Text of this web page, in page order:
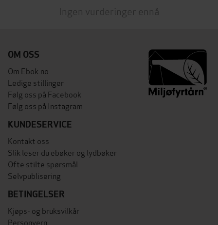
Ingen vurderinger ennå
OM OSS
Om Ebok.no
Ledige stillinger
Følg oss på Facebook
Følg oss på Instagram
KUNDESERVICE
Kontakt oss
Slik leser du ebøker og lydbøker
Ofte stilte spørsmål
Selvpublisering
BETINGELSER
Kjøps- og bruksvilkår
Personvern